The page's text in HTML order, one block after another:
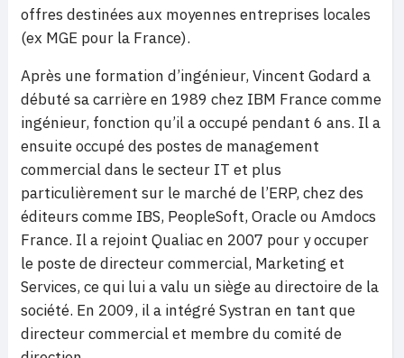
offres destinées aux moyennes entreprises locales
(ex MGE pour la France).
Après une formation d’ingénieur, Vincent Godard a
débuté sa carrière en 1989 chez IBM France comme
ingénieur, fonction qu’il a occupé pendant 6 ans. Il a
ensuite occupé des postes de management
commercial dans le secteur IT et plus
particulièrement sur le marché de l’ERP, chez des
éditeurs comme IBS, PeopleSoft, Oracle ou Amdocs
France. Il a rejoint Qualiac en 2007 pour y occuper
le poste de directeur commercial, Marketing et
Services, ce qui lui a valu un siège au directoire de la
société. En 2009, il a intégré Systran en tant que
directeur commercial et membre du comité de